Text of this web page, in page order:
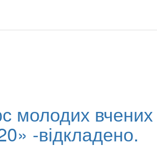
молодих вчених
-відкладено.